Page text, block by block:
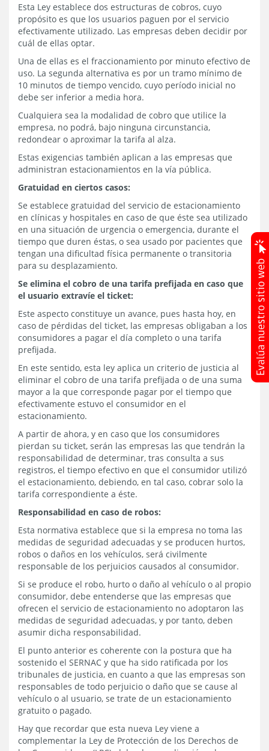
Esta Ley establece dos estructuras de cobros, cuyo
propósito es que los usuarios paguen por el servicio
efectivamente utilizado. Las empresas deben decidir por
cuál de ellas optar.
Una de ellas es el fraccionamiento por minuto efectivo de
uso. La segunda alternativa es por un tramo mínimo de
10 minutos de tiempo vencido, cuyo período inicial no
debe ser inferior a media hora.
Cualquiera sea la modalidad de cobro que utilice la
empresa, no podrá, bajo ninguna circunstancia,
redondear o aproximar la tarifa al alza.
Estas exigencias también aplican a las empresas que
administran estacionamientos en la vía pública.
Gratuidad en ciertos casos:
Se establece gratuidad del servicio de estacionamiento
en clínicas y hospitales en caso de que éste sea utilizado
en una situación de urgencia o emergencia, durante el
tiempo que duren éstas, o sea usado por pacientes que
tengan una dificultad física permanente o transitoria
para su desplazamiento.
Se elimina el cobro de una tarifa prefijada en caso que
el usuario extravíe el ticket:
Este aspecto constituye un avance, pues hasta hoy, en
caso de pérdidas del ticket, las empresas obligaban a los
consumidores a pagar el día completo o una tarifa
prefijada.
En este sentido, esta ley aplica un criterio de justicia al
eliminar el cobro de una tarifa prefijada o de una suma
mayor a la que corresponde pagar por el tiempo que
efectivamente estuvo el consumidor en el
estacionamiento.
A partir de ahora, y en caso que los consumidores
pierdan su ticket, serán las empresas las que tendrán la
responsabilidad de determinar, tras consulta a sus
registros, el tiempo efectivo en que el consumidor utilizó
el estacionamiento, debiendo, en tal caso, cobrar solo la
tarifa correspondiente a éste.
Responsabilidad en caso de robos:
Esta normativa establece que si la empresa no toma las
medidas de seguridad adecuadas y se producen hurtos,
robos o daños en los vehículos, será civilmente
responsable de los perjuicios causados al consumidor.
Si se produce el robo, hurto o daño al vehículo o al propio
consumidor, debe entenderse que las empresas que
ofrecen el servicio de estacionamiento no adoptaron las
medidas de seguridad adecuadas, y por tanto, deben
asumir dicha responsabilidad.
El punto anterior es coherente con la postura que ha
sostenido el SERNAC y que ha sido ratificada por los
tribunales de justicia, en cuanto a que las empresas son
responsables de todo perjuicio o daño que se cause al
vehículo o al usuario, se trate de un estacionamiento
gratuito o pagado.
Hay que recordar que esta nueva Ley viene a
complementar la Ley de Protección de los Derechos de